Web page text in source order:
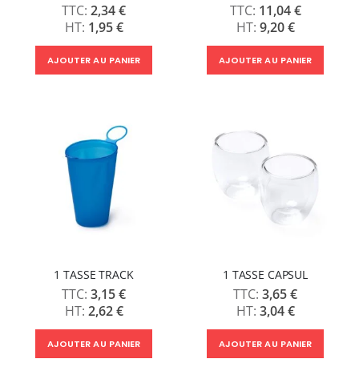
2,34 €
1,95 €
AJOUTER AU PANIER
11,04 €
9,20 €
AJOUTER AU PANIER
1 TASSE TRACK
3,15 €
2,62 €
AJOUTER AU PANIER
1 TASSE CAPSUL
3,65 €
3,04 €
AJOUTER AU PANIER